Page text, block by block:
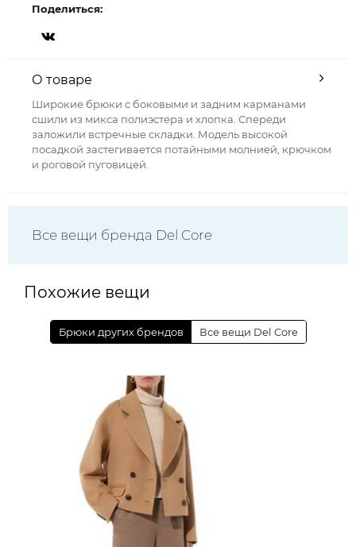
Поделиться:
О товаре
Широкие брюки с боковыми и задним карманами
сшили из микса полиэстера и хлопка. Спереди
заложили встречные складки. Модель высокой
посадкой застегивается потайными молнией, крючком
и роговой пуговицей.
Все вещи бренда Del Core
Похожие вещи
Брюки других брендов Все вещи Del Core